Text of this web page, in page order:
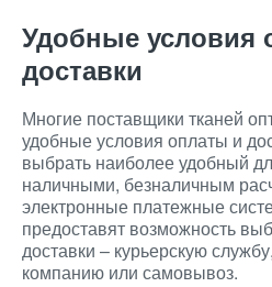
Удобные условия
доставки
Многие поставщики тканей
удобные условия оплаты и
выбрать наиболее удобный
наличными, безналичным
электронные платежные
предоставят возможность
доставки – курьерскую
компанию или самовывоз.